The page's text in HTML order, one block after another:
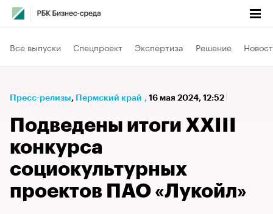
Все выпуски Спецпроект Экспертиза Решение
Пресс-релизы⁠, Пермский край , 16 мая 2024, 12:52
Подведены итоги XXIII
конкурса
социокультурных
проектов ПАО «Лукойл»